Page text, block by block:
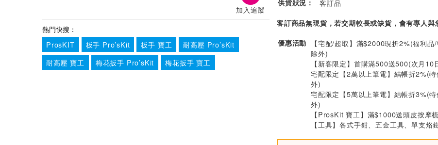
加入追蹤
熱門快搜：
ProsKIT
板手 Pro’sKit 板手 寶工
耐高壓 Pro’sKit
耐高壓 寶工
梅花扳手 Pro’sKit 梅花扳手 寶工
供貨狀況： 客訂品
客訂商品無現貨，若交期較長或缺貨，會有專人與
優惠活動
【宅配/超取】滿$2000現折2%(福利品
除外)
【新客限定】首購滿500送500(次月10
宅配限定【2萬以上筆電】結帳折2%(
外)
宅配限定【5萬以上筆電】結帳折3%(
外)
【ProsKit 寶工】滿$1000送頭皮按摩
【工具】各式手鉗、五金工具、單支烙